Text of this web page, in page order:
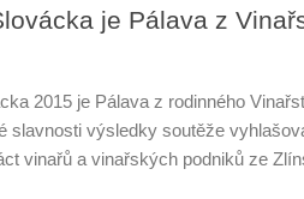
je Pálava z
2015 je Pálava z rodinného
slavnosti výsledky soutěže
vinařů a vinařských podniků ze